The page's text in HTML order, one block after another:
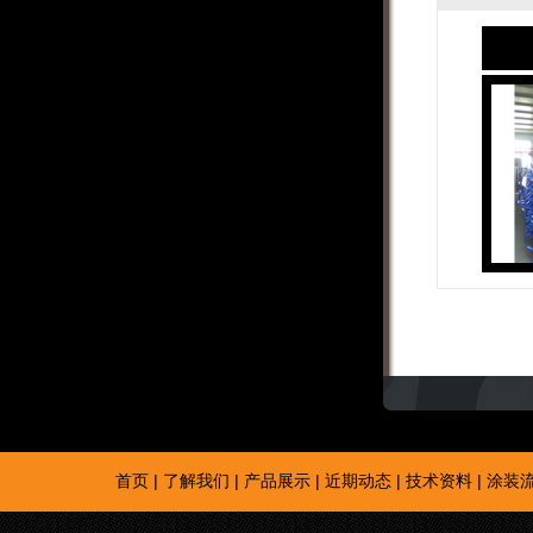
首页 | 了解我们 | 产品展示 | 近期动态 | 技术资料 | 涂装